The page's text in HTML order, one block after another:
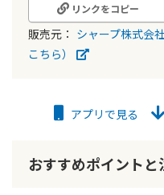
リンクをコピー
販売元： シャープ株式会
こちら）
アプリで見る
おすすめポイントと